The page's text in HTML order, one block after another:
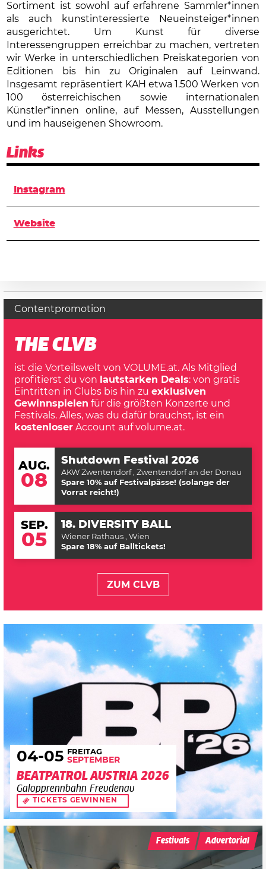
Sortiment ist sowohl auf erfahrene Sammler*innen
als auch kunstinteressierte Neueinsteiger*innen
ausgerichtet. Um Kunst für diverse
Interessengruppen erreichbar zu machen, vertreten
wir Werke in unterschiedlichen Preiskategorien von
Editionen bis hin zu Originalen auf Leinwand.
Insgesamt repräsentiert KAH etwa 1.500 Werken von
100 österreichischen sowie internationalen
Künstler*innen online, auf Messen, Ausstellungen
und im hauseigenen Showroom.
Links
Instagram
Website
Contentpromotion
THE CLVB
ist die Vorteilswelt von VOLUME.at. Als Mitglied
profitierst du von
lautstarken Deals: von gratis
Eintritten in Clubs bis hin zu exklusiven
Gewinnspielen für die größten Konzerte und
Festivals. Alles, was du dafür brauchst, ist ein
kostenloserAccount auf volume.at.
AUG.
08
Shutdown Festival 2026
AKW Zwentendorf, Zwentendorf an der Donau
Spare 10% auf Festivalpässe! (solange der
Vorrat reicht!)
SEP.
05
18. DIVERSITY BALL
Wiener Rathaus , Wien
Spare 18% auf Balltickets!
ZUM CLVB
04-05 FREITAG
SEPTEMBER
BEATPATROL AUSTRIA 2026
Galopprennbahn Freudenau
TICKETS GEWINNEN
Festivals Advertorial